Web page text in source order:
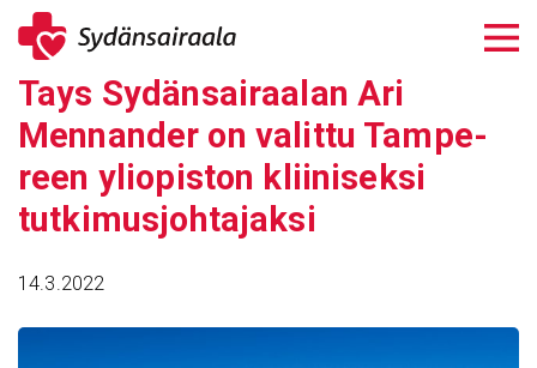
Siirry
sisältöön
Tays Sydän­sai­raalan Ari
Mennander on valittu Tampe­
reen yliopiston klii­ni­seksi
tutki­mus­joh­ta­jaksi
14.3.2022